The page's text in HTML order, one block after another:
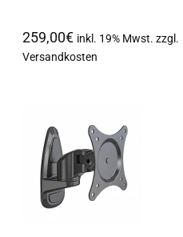
259,00€ inkl. 19% Mwst. zzgl.
Versandkosten